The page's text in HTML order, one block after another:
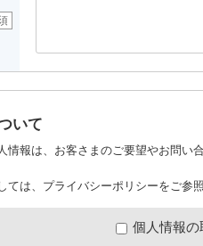
いて
情報は、お客さまのご要望やお問
は、 プライバシーポリシーをご参
個人情報の